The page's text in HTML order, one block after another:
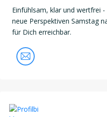
Einfühlsam, klar und wertfrei
neue Perspektiven Samstag
für Dich erreichbar.